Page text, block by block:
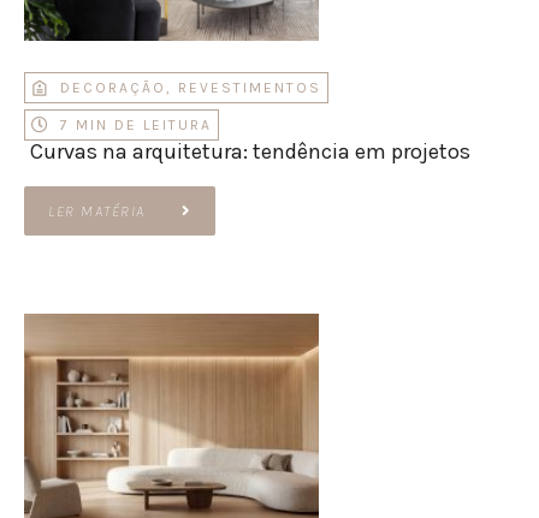
DECORAÇÃO , REVESTIMENTOS
7 MIN DE LEITURA
Curvas na arquitetura: tendência em projetos
LER MATÉRIA